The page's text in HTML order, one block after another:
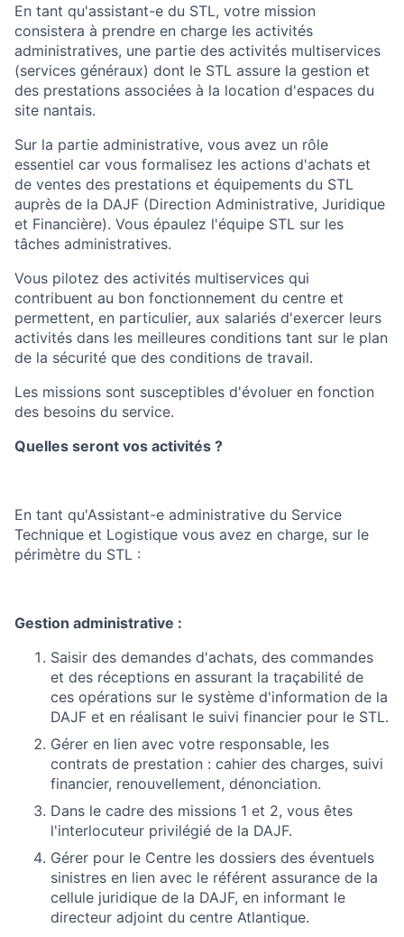
En tant qu'assistant-e du STL, votre mission
consistera à prendre en charge les activités
administratives, une partie des activités multiservices
(services généraux) dont le STL assure la gestion et
des prestations associées à la location d'espaces du
site nantais.
Sur la partie administrative, vous avez un rôle
essentiel car vous formalisez les actions d'achats et
de ventes des prestations et équipements du STL
auprès de la DAJF (Direction Administrative, Juridique
et Financière). Vous épaulez l'équipe STL sur les
tâches administratives.
Vous pilotez des activités multiservices qui
contribuent au bon fonctionnement du centre et
permettent, en particulier, aux salariés d'exercer leurs
activités dans les meilleures conditions tant sur le plan
de la sécurité que des conditions de travail.
Les missions sont susceptibles d'évoluer en fonction
des besoins du service.
Quelles seront vos activités ?
En tant qu'Assistant-e administrative du Service
Technique et Logistique vous avez en charge, sur le
périmètre du STL :
Gestion administrative :
Saisir des demandes d'achats, des commandes
et des réceptions en assurant la traçabilité de
ces opérations sur le système d'information de la
DAJF et en réalisant le suivi financier pour le STL.
Gérer en lien avec votre responsable, les
contrats de prestation : cahier des charges, suivi
financier, renouvellement, dénonciation.
Dans le cadre des missions 1 et 2, vous êtes
l'interlocuteur privilégié de la DAJF.
Gérer pour le Centre les dossiers des éventuels
sinistres en lien avec le référent assurance de la
cellule juridique de la DAJF, en informant le
directeur adjoint du centre Atlantique.